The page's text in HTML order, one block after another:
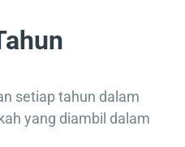
setiap tahun dalam
yang diambil dalam